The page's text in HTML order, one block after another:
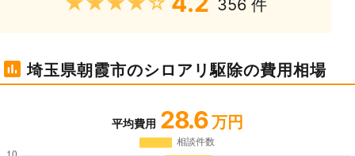
356 件
埼玉県朝霞市のシロアリ駆除の費用相場
平均費用 28.6 万円